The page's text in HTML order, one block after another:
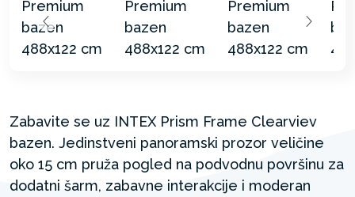
Zabavite se uz INTEX Prism Frame Clearviev
bazen. Jedinstveni panoramski prozor veličine
oko 15 cm pruža pogled na podvodnu površinu za
dodatni šarm, zabavne interakcije i moderan